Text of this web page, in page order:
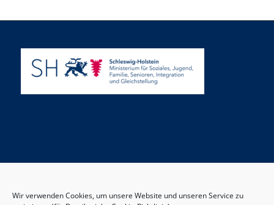
Wir verwenden Cookies, um unsere Website und unseren Service zu